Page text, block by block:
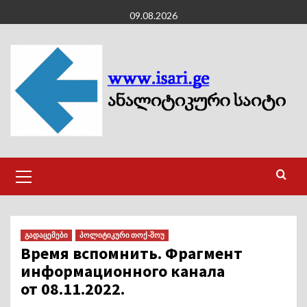
to
content
09.08.2026
Menu
გადაცემები პოლიტიკური თოქ-შოუ
Время вспомнить. Фрагмент
информационного канала
от 08.11.2022.